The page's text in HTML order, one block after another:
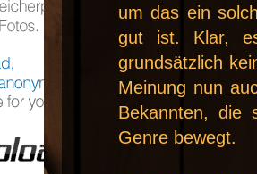
um das ein
gut ist. Klar,
grundsätzlich
Meinung nun
Bekannten,
Genre bewegt.